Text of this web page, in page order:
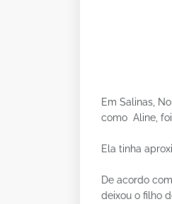
Em Salinas,
como Aline,
Ela tinha
De acordo
deixou o filho